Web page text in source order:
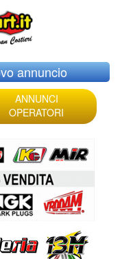
annuncio
ANNUNCI
OPERATORI